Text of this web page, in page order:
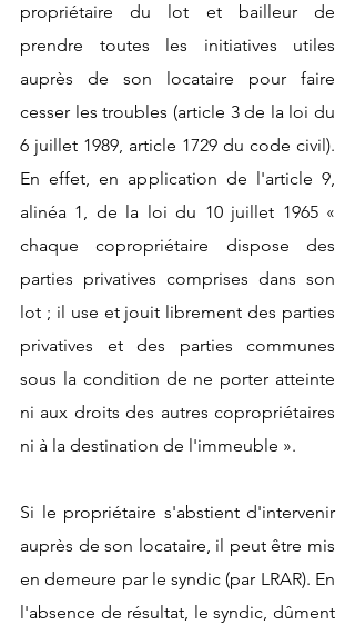
propriétaire du lot et bailleur de
prendre toutes les initiatives utiles
auprès de son locataire pour faire
cesser les troubles (article 3 de la loi du
6 juillet 1989, article 1729 du code civil).
En effet, en application de l'article 9,
alinéa 1, de la loi du 10 juillet 1965 «
chaque copropriétaire dispose des
parties privatives comprises dans son
lot ; il use et jouit librement des parties
privatives et des parties communes
sous la condition de ne porter atteinte
ni aux droits des autres copropriétaires
ni à la destination de l'immeuble ».
Si le propriétaire s'abstient d'intervenir
auprès de son locataire, il peut être mis
en demeure par le syndic (par LRAR). En
l'absence de résultat, le syndic, dûment